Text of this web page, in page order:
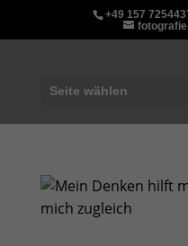
+49 157
Seite wählen